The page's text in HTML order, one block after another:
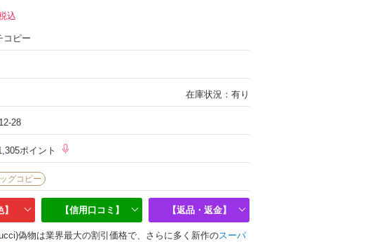
込
コピー
在庫状況：有り
28
ポイント
グコピー
【信用口コミ】 【返品・返金】
偽物は業界最大の割引価格で、さらに多く新作のスーパ